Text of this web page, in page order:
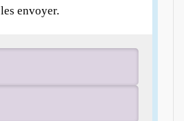
les envoyer.